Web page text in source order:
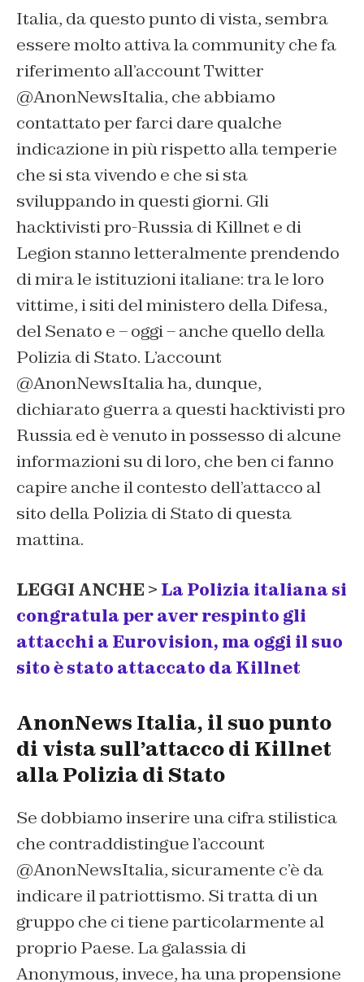
Italia, da questo punto di vista, sembra
essere molto attiva la community che fa
riferimento all’account Twitter
@AnonNewsItalia, che abbiamo
contattato per farci dare qualche
indicazione in più rispetto alla temperie
che si sta vivendo e che si sta
sviluppando in questi giorni. Gli
hacktivisti pro-Russia di Killnet e di
Legion stanno letteralmente prendendo
di mira le istituzioni italiane: tra le loro
vittime, i siti del ministero della Difesa,
del Senato e – oggi – anche quello della
Polizia di Stato. L’account
@AnonNewsItalia ha, dunque,
dichiarato guerra a questi hacktivisti pro
Russia ed è venuto in possesso di alcune
informazioni su di loro, che ben ci fanno
capire anche il contesto dell’attacco al
sito della Polizia di Stato di questa
mattina.
LEGGI ANCHE > La Polizia italiana si
congratula per aver respinto gli
attacchi a Eurovision, ma oggi il suo
sito è stato attaccato da Killnet
AnonNews Italia, il suo punto
di vista sull’attacco di Killnet
alla Polizia di Stato
Se dobbiamo inserire una cifra stilistica
che contraddistingue l’account
@AnonNewsItalia, sicuramente c’è da
indicare il patriottismo. Si tratta di un
gruppo che ci tiene particolarmente al
proprio Paese. La galassia di
Anonymous, invece, ha una propensione